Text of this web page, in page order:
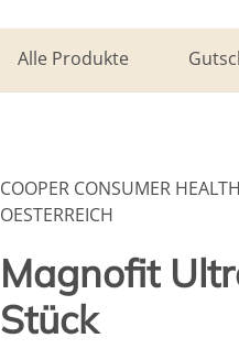
Alle Produkte
COOPER CONSUMER
OESTERREICH
Magnofit
Stück